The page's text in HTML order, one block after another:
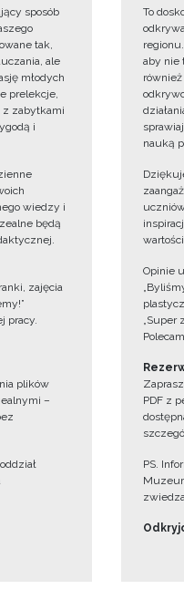
sposób
tak,
ale
młodych
prelekcje,
z zabytkami
i
wiedzy i
będą
zajęcia
pracy.
plików
–
To
aby nie
nauką
Opinie
„Super
PDF z
PS.